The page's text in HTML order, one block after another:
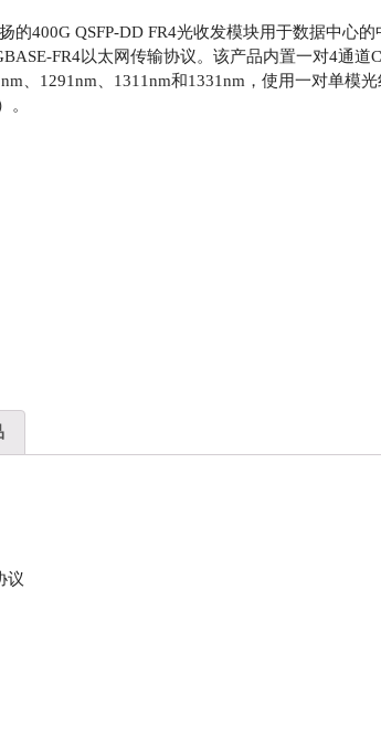
的400G QSFP-DD FR4光收发模块用于数据中心
FR4以太网传输协议。该产品内置一对4通
、1291nm、1311nm和1331nm，使用一对单模
。
议